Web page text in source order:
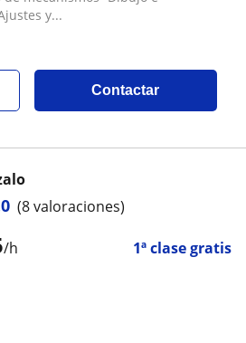
y...
Contactar
/h 1ª clase gratis
(8 valoraciones)